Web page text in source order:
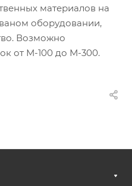
материалов на
оборудовании,
Возможно
от М-100 до М-300.